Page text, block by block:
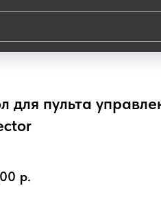
для пульта
р.